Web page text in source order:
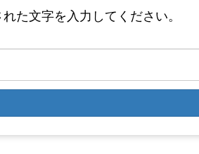
た文字を入力してください。